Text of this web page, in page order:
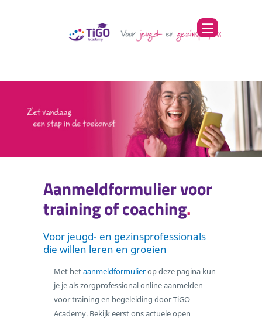
Aanmeldformulier voor
training of coaching
Voor jeugd- en gezinsprofessionals
die willen leren en groeien
Met hetaanmeldformulierop deze pagina kun
je je als zorgprofessional online aanmelden
voor training en begeleiding door TiGO
Academy. Bekijk eerst ons actuele open
Scholing
Intervisie
Coaching